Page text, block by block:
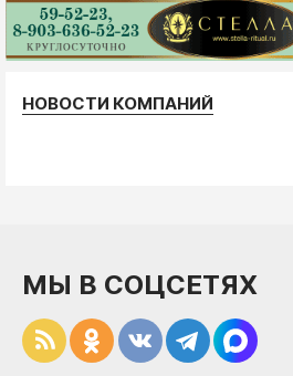
НОВОСТИ КОМПАНИЙ
МЫ В СОЦСЕТЯХ